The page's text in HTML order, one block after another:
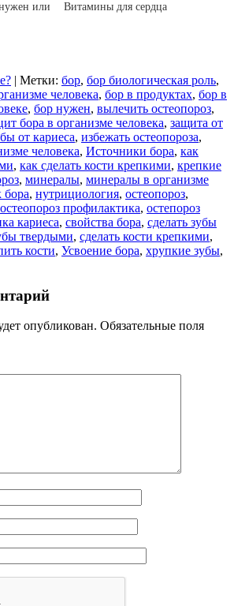
или
Витамины для сердца
| Метки: бор, бор биологическая роль,
человека, бор в продуктах, бор в
, бор нужен, вылечить остеопороз,
бора в организме человека, защита от
от кариеса, избежать остеопороза,
человека, Источники бора, как
, как сделать кости крепкими, крепкие
, минералы, минералы в организме
бора, нутрициология, остеопороз,
остеопороз профилактика, остепороз
кариеса, свойства бора, сделать зубы
твердыми, сделать кости крепкими,
кости, Усвоение бора, хрупкие зубы,
опубликован. Обязательные поля